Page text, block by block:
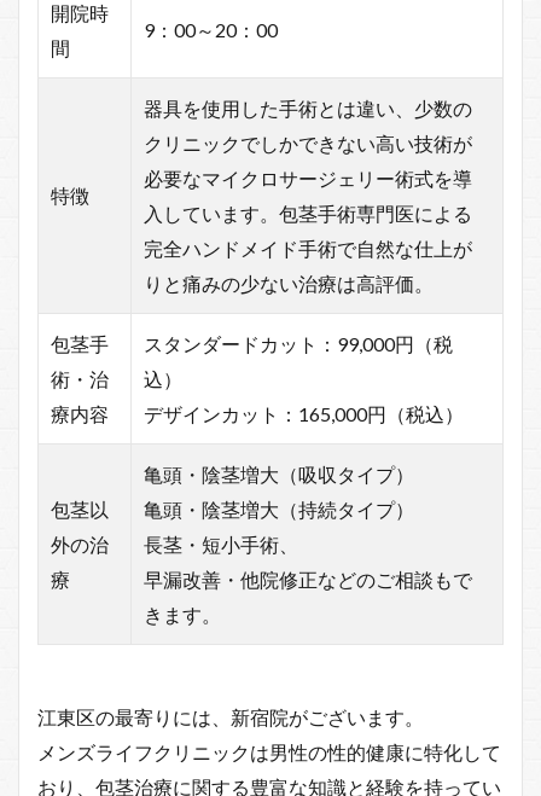
開院時
間
9：00～20：00
特徴
器具を使用した手術とは違い、少数の
クリニックでしかできない高い技術が
必要なマイクロサージェリー術式を導
入しています。包茎手術専門医による
完全ハンドメイド手術で自然な仕上が
りと痛みの少ない治療は高評価。
包茎手
術・治
療内容
スタンダードカット：99,000円（税
込）
デザインカット：165,000円（税込）
包茎以
外の治
療
亀頭・陰茎増大（吸収タイプ）
亀頭・陰茎増大（持続タイプ）
長茎・短小手術、
早漏改善・他院修正などのご相談もで
きます。
江東区の最寄りには、新宿院がございます。
メンズライフクリニックは男性の性的健康に特化して
おり、包茎治療に関する豊富な知識と経験を持ってい